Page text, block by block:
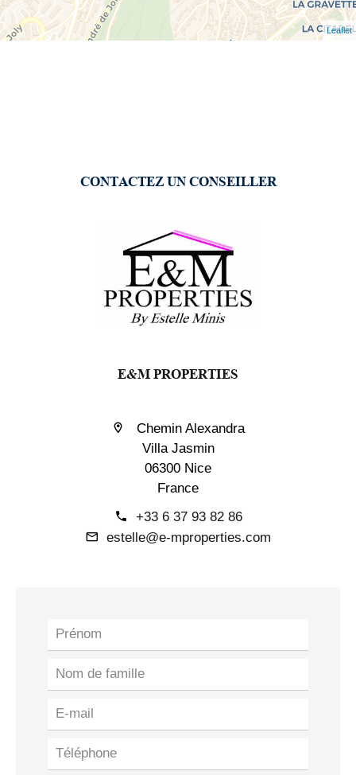
Leaflet
CONTACTEZ UN CONSEILLER
E&M PROPERTIES
Chemin Alexandra
Villa Jasmin
06300 Nice
France
+33 6 37 93 82 86
estelle@e-mproperties.com